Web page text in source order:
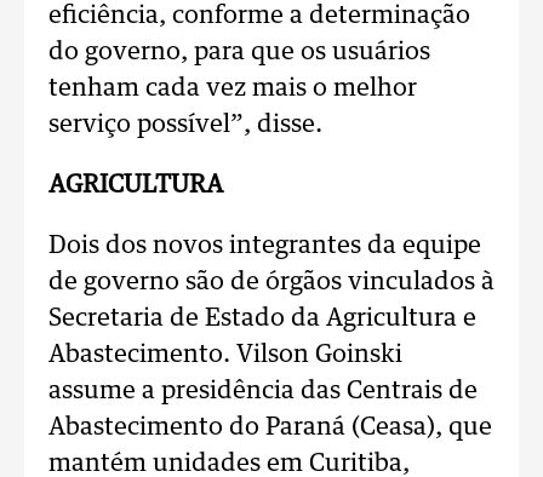
eficiência, conforme a determinação
do governo, para que os usuários
tenham cada vez mais o melhor
serviço possível”, disse.
AGRICULTURA
Dois dos novos integrantes da equipe
de governo são de órgãos vinculados à
Secretaria de Estado da Agricultura e
Abastecimento. Vilson Goinski
assume a presidência das Centrais de
Abastecimento do Paraná (Ceasa), que
mantém unidades em Curitiba,